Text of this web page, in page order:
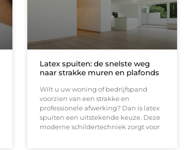
Latex spuiten: de snelste weg
naar strakke muren en plafonds
Wilt u uw woning of bedrijfspand
voorzien van een strakke en
professionele afwerking? Dan is latex
spuiten een uitstekende keuze. Deze
moderne schildertechniek zorgt voor